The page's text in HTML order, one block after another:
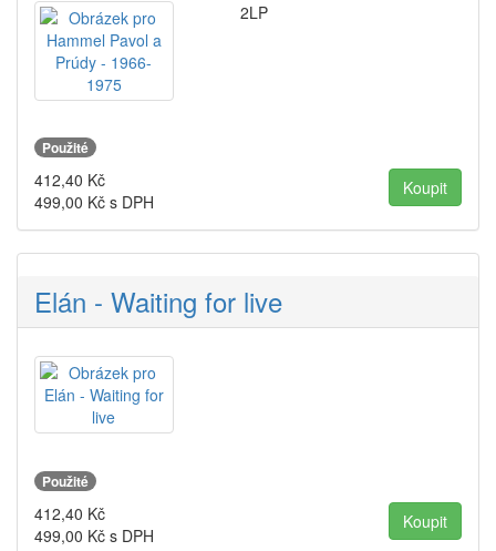
2LP
Použité
412,40 Kč
499,00 Kč s DPH
Elán - Waiting for live
Použité
412,40 Kč
499,00 Kč s DPH